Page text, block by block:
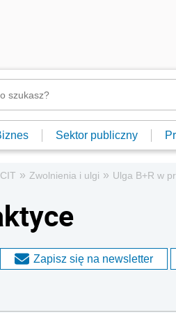
Sektor publiczny
CIT » Zwolnienia i ulgi » Ulga B+R w
Zapisz się na newsletter